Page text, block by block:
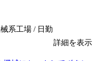
系工場 / 日勤
詳細を表示